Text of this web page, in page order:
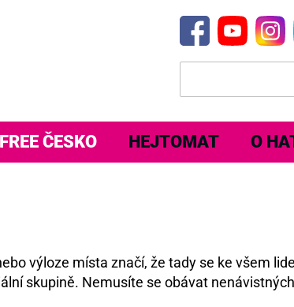
ČESKO HEJTOMAT O
výloze místa značí, že tady se ke všem
skupině. Nemusíte se obávat